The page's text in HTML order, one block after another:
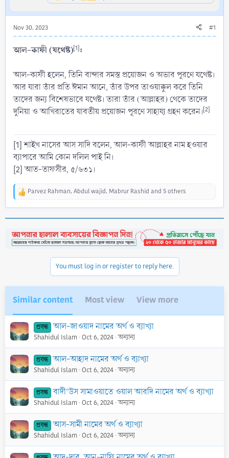
Nov 30, 2023 #1
আল-কাফী (যথেষ্ট)[1]:
আল-কাফী হলেন, তিনি বান্দার সমস্ত প্রয়োজন ও অভাব পূরণে যথেষ্ট।
আর যারা তাঁর প্রতি ঈমান আনে, তাঁর উপর তাওয়াক্কুল করে তিনি
তাদের জন্য বিশেষভাবে যথেষ্ট। তারা তাঁর (আল্লাহর) থেকে তাদের
দুনিয়া ও আখিরাতের যাবতীয় প্রয়োজন পূরণে সাহায্য গ্রহণ করেন।[2]
[1] শাইখ নাসের আস সাদি বলেন, আল-কাফী আল্লাহর নাম হওয়ার
ব্যাপারে আমি কোন দলিল পাই নি।
[2] আত-তাফসীর, ৫/৬৩১।
R
t
i
Parvez Rahman, Abdul wajid, Mabrur Rashid and 5 others
You must log in or register to reply here.
Similar content Most view View more
প্রবন্ধ আল-জাওয়াদ নামের অর্থ ও ব্যাখ্যা
Shahidul Islam Oct 6, 2024 অন্যান্য
প্রবন্ধ আল-আহাদ নামের অর্থ ও ব্যাখ্যা
Shahidul Islam Oct 6, 2024 অন্যান্য
প্রবন্ধ বাদী‘উস সামাওয়াতে ওয়াল আরদি নামের অর্থ ও ব্যাখ্যা
Shahidul Islam Oct 6, 2024 অন্যান্য
প্রবন্ধ আস-সামী নামের অর্থ ও ব্যাখ্যা
Shahidul Islam Oct 6, 2024 অন্যান্য